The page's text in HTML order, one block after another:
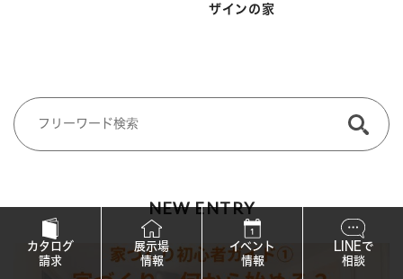
ザインの家
NEW ENTRY
カタログ
請求
展示場
情報
イベント
情報
LINEで
相談